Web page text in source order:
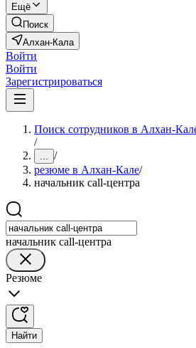
Ещё
Поиск
Алхан-Кала
Войти
Войти
Зарегистрироваться
Поиск сотрудников в Алхан-
/
... /
резюме в Алхан-Кале/
начальник call-центра
начальник call-центра
Резюме
Найти